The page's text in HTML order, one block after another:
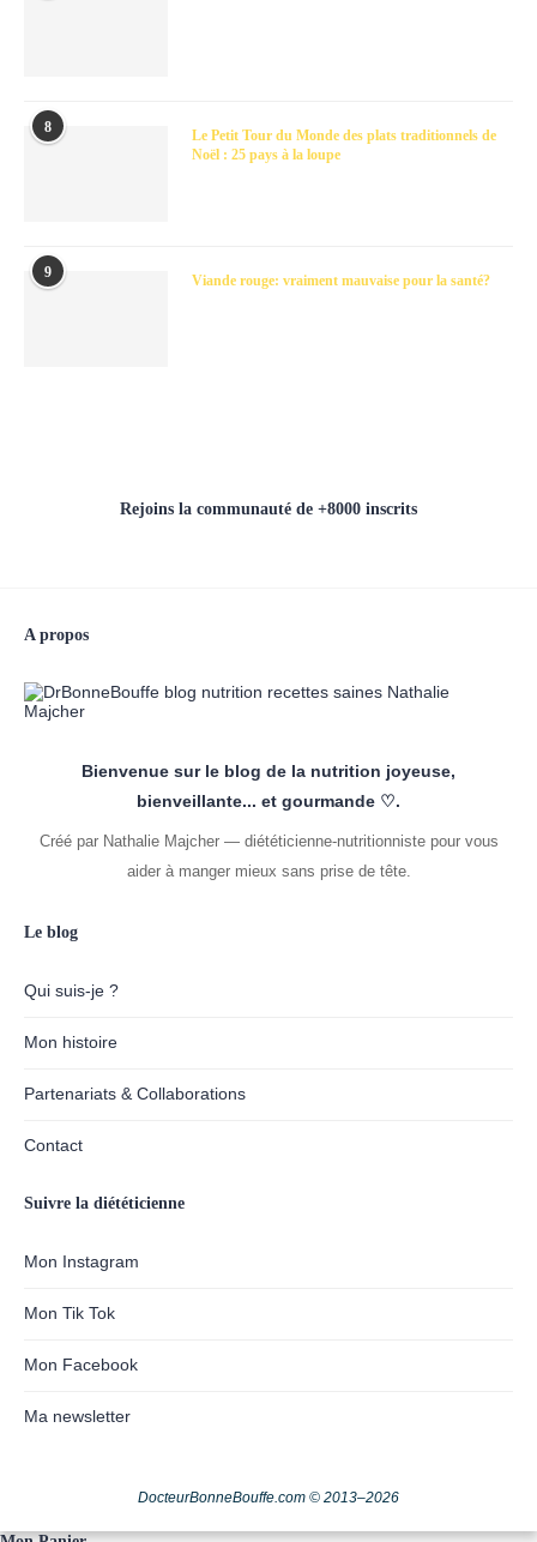
8
Le Petit Tour du Monde des plats traditionnels de
Noël : 25 pays à la loupe
9 Viande rouge: vraiment mauvaise pour la santé?
Rejoins la communauté de +8000 inscrits
A propos
Bienvenue sur le blog de la nutrition joyeuse,
bienveillante... et gourmande ♡.
Créé par Nathalie Majcher — diététicienne-nutritionniste pour vous
aider à manger mieux sans prise de tête.
Le blog
Qui suis-je ?
Mon histoire
Partenariats & Collaborations
Contact
Suivre la diététicienne
Mon Instagram
Mon Tik Tok
Mon Facebook
Ma newsletter
DocteurBonneBouffe.com © 2013–2026